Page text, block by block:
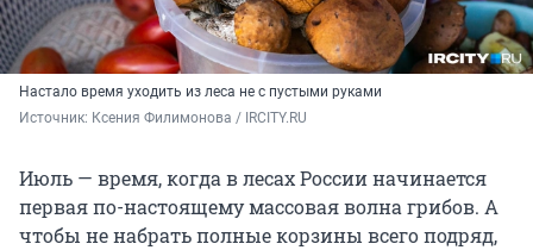
Настало время уходить из леса не с пустыми руками
Источник: Ксения Филимонова / IRCITY.RU
Июль — время, когда в лесах России начинается
первая по-настоящему массовая волна грибов. А
чтобы не набрать полные корзины всего подряд,